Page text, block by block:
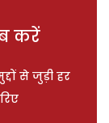
करें
से जुड़ी हर